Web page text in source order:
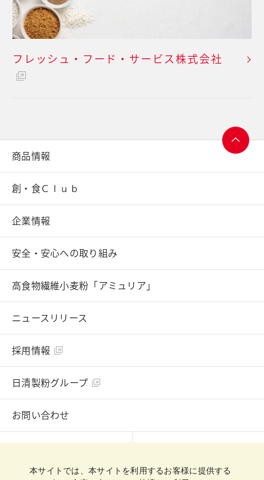
フレッシュ・フード・ サービス株式会社
トップ
商品情報
創・食Ｃｌｕｂ
企業情報
安全・安心への取り組み
高食物繊維小麦粉「アミュリア」
ニュースリリース
採用情報
日清製粉グループ
お問い合わせ
本サイトでは、本サイトを利用するお客様に提供する